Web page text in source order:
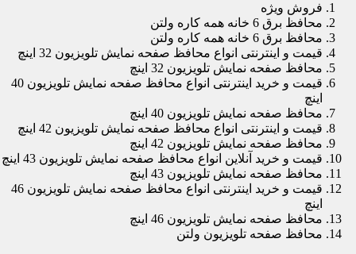
فروش ویژه
محافظ برق 6 خانه همه کاره ولتن
محافظ برق 6 خانه همه کاره ولتن
قیمت و اینترنتی انواع محافظ صفحه نمایش تلویزیون 32 اینچ
محافظ صفحه نمایش تلویزیون 32 اینچ
قیمت و خرید اینترنتی انواع محافظ صفحه نمایش تلویزیون 40
اینچ
محافظ صفحه نمایش تلویزیون 40 اینچ
قیمت و اینترنتی انواع محافظ صفحه نمایش تلویزیون 42 اینچ
محافظ صفحه نمایش تلویزیون 42 اینچ
قیمت و خرید آنلاین انواع محافظ صفحه نمایش تلویزیون 43 اینچ
محافظ صفحه نمایش تلویزیون 43 اینچ
قیمت و خرید اینترنتی انواع محافظ صفحه نمایش تلویزیون 46
اینچ
محافظ صفحه نمایش تلویزیون 46 اینچ
محافظ صفحه تلویزیون ولتن